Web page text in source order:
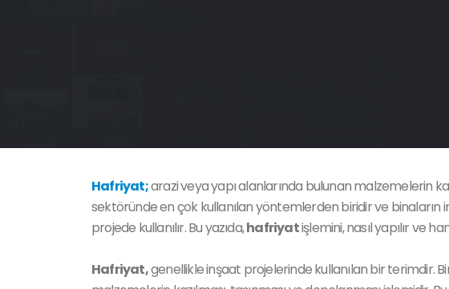
Hafriyat;arazi veya yapı alanlarında bulunan malzemelerin
sektöründe en çok kullanılan yöntemlerden biridir ve binaların
projede kullanılır. Bu yazıda,hafriyatişlemini, nasıl yapılır ve
Hafriyat,genellikle inşaat projelerinde kullanılan bir terimdir.